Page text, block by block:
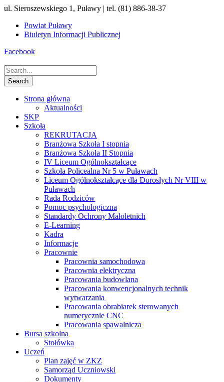
ul. Sieroszewskiego 1, Puławy | tel. (81) 886-38-37
Powiat Puławy
Biuletyn Informacji Publicznej
Facebook
Strona główna
Aktualności
SKP
Szkoła
REKRUTACJA
Branżowa Szkoła I stopnia
Branżowa Szkoła II Stopnia
IV Liceum Ogólnokształcące
Szkoła Policealna Nr 5 w Puławach
Liceum Ogólnokształcące dla Dorosłych Nr VIII w
Puławach
Rada Rodziców
Pomoc psychologiczna
Standardy Ochrony Małoletnich
E-Learning
Kadra
Informacje
Pracownie
Pracownia samochodowa
Pracownia elektryczna
Pracowania budowlana
Pracowania konwencjonalnych technik
wytwarzania
Pracowania obrabiarek sterowanych
numerycznie CNC
Pracowania spawalnicza
Bursa szkolna
Stołówka
Uczeń
Plan zajęć w ZKZ
Samorząd Uczniowski
Dokumenty